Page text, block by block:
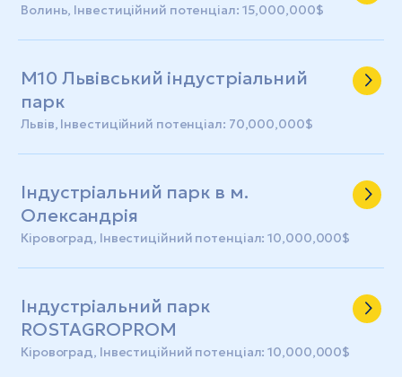
Волинь, Інвестиційний потенціал: 15,000,000$
М10 Львівський індустріальний
парк
Львів, Інвестиційний потенціал: 70,000,000$
Індустріальний парк в м.
Олександрія
Кіровоград, Інвестиційний потенціал: 10,000,000$
Індустріальний парк
ROSTAGROPROM
Кіровоград, Інвестиційний потенціал: 10,000,000$